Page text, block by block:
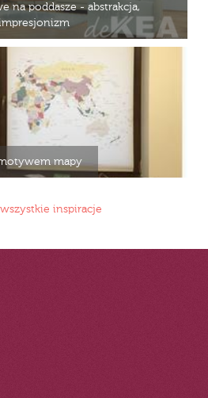
na poddasze - abstrakcja,
mapy
inspiracje